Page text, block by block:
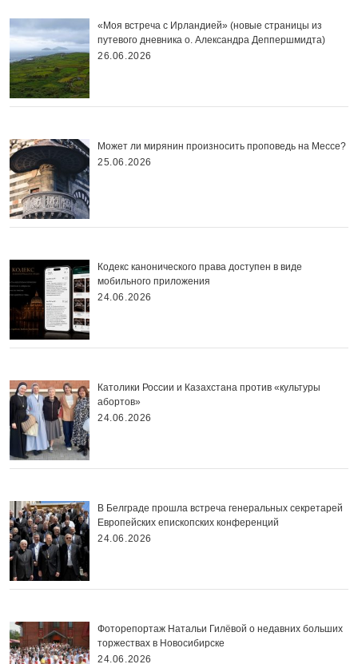
«Моя встреча с Ирландией» (новые страницы из
путевого дневника о. Александра Деппершмидта)
26.06.2026
Может ли мирянин произносить проповедь на Мессе?
25.06.2026
Кодекс канонического права доступен в виде
мобильного приложения
24.06.2026
Католики России и Казахстана против «культуры
абортов»
24.06.2026
В Белграде прошла встреча генеральных секретарей
Европейских епископских конференций
24.06.2026
Фоторепортаж Натальи Гилёвой о недавних больших
торжествах в Новосибирске
24.06.2026